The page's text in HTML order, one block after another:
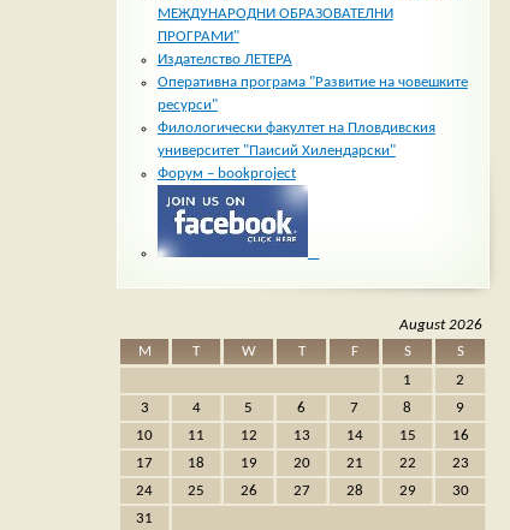
МЕЖДУНАРОДНИ ОБРАЗОВАТЕЛНИ
ПРОГРАМИ"
Издателство ЛЕТЕРА
Оперативна програма "Развитие на човешките
ресурси"
Филологически факултет на Пловдивския
университет "Паисий Хилендарски"
Форум – bookproject
August 2026
M
T W T F S
S
1
2
3
4 5 6 7 8
9
10
11 12 13 14 15
16
17
18 19 20 21 22
23
24
25 26 27 28 29
30
31